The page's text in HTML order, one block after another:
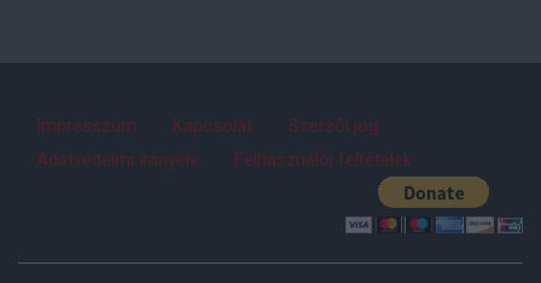
Impresszum Kapcsolat
Szerzői jog
Adatvédelmi irányelv
Felhasználói feltételek